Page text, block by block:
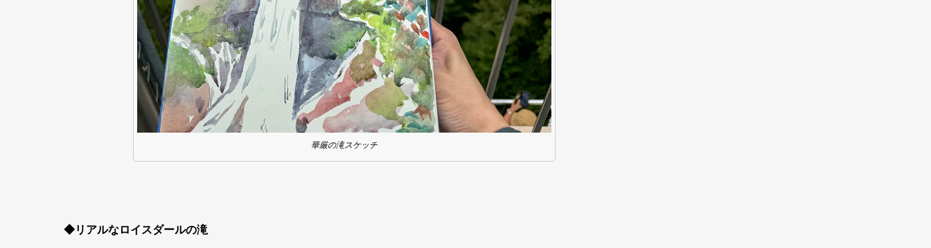
華厳の滝スケッチ
◆リアルなロイスダールの滝